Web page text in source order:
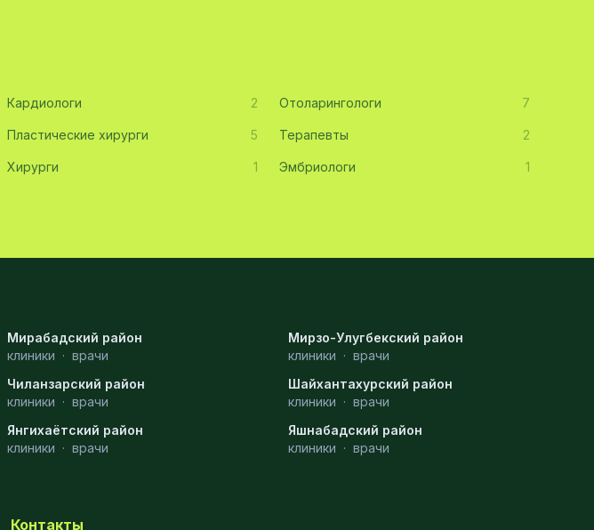
Кардиологи 2 Отоларингологи 7
Пластические хирурги 5 Терапевты 2
Хирурги 1 Эмбриологи 1
Мирабадский район
клиники · врачи
Мирзо-Улугбекский район
клиники · врачи
Чиланзарский район
клиники · врачи
Шайхантахурский район
клиники · врачи
Янгихаётский район
клиники · врачи
Яшнабадский район
клиники · врачи
Контакты